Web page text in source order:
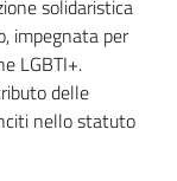
solidaristica
impegnata per
LGBTI+.
delle
nello statuto